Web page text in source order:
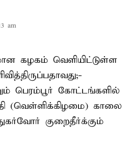
am
கழகம் வெளியிட்டுள்ள
பெரம்பூர் கோட்டங்களில்
(வெள்ளிக்கிழமை) காலை
குறைதீர்க்கும்